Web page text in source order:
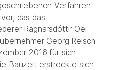
Verfahren
das das
Ragnarsdóttir Oei
Georg Reisch
2016 für sich
Bauzeit erstreckte sich